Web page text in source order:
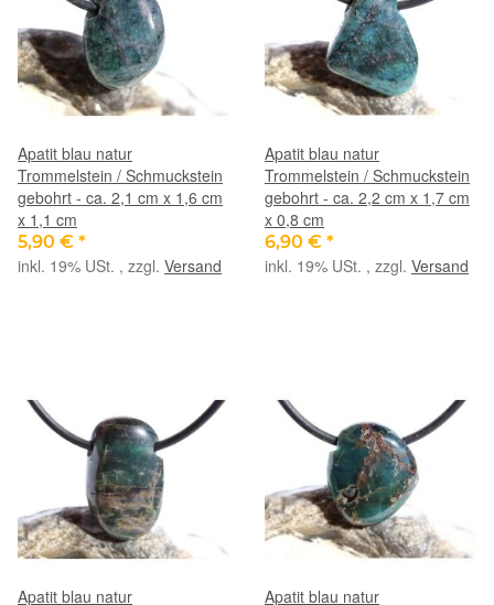
Apatit blau natur
Trommelstein / Schmuckstein
gebohrt - ca. 2,1 cm x 1,6 cm
x 1,1 cm
5,90 € *
inkl. 19% USt. , zzgl. Versand
Apatit blau natur
Trommelstein / Schmuckstein
gebohrt - ca. 2,2 cm x 1,7 cm
x 0,8 cm
6,90 € *
inkl. 19% USt. , zzgl. Versand
Apatit blau natur Apatit blau natur